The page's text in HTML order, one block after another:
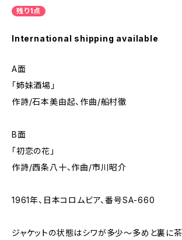
残り1点
International shipping available
A面
「姉妹酒場」
作詩/石本美由起、作曲/船村徹
B面
「初恋の花」
作詩/西条八十、作曲/市川昭介
1961年、日本コロムビア、番号SA-660
ジャケットの状態はシワが多少～多めと裏に